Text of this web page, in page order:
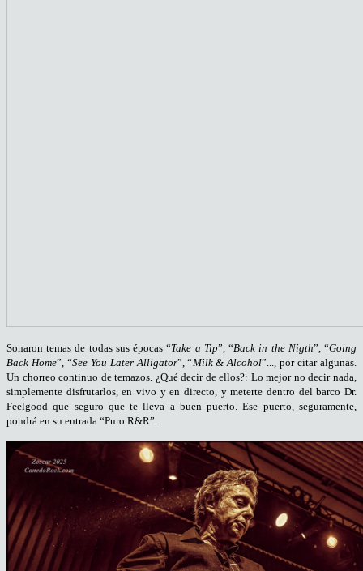
Sonaron temas de todas sus épocas “Take a Tip”, “Back in the Nigth”, “Going
Back Home”, “See You Later Alligator”, “Milk & Alcohol”..., por citar algunas.
Un chorreo continuo de temazos. ¿Qué decir de ellos?: Lo mejor no decir nada,
simplemente disfrutarlos, en vivo y en directo, y meterte dentro del barco Dr.
Feelgood que seguro que te lleva a buen puerto. Ese puerto, seguramente,
pondrá en su entrada “Puro R&R”.